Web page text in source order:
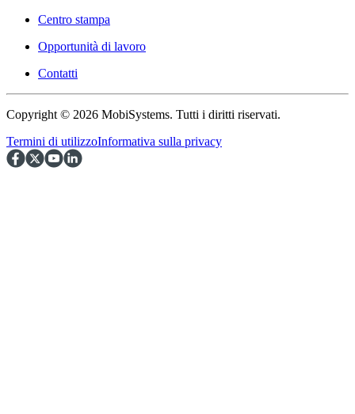
Centro stampa
Opportunità di lavoro
Contatti
Copyright © 2026 MobiSystems. Tutti i diritti riservati.
Termini di utilizzoInformativa sulla privacy